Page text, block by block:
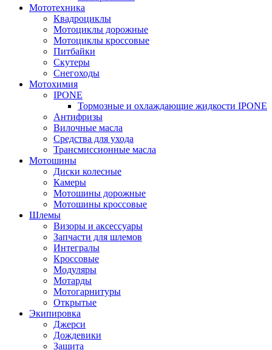
Мототехника
Квадроциклы
Мотоциклы дорожные
Мотоциклы кроссовые
Питбайки
Скутеры
Снегоходы
Мотохимия
IPONE
Тормозные и охлаждающие жидкости IPONE
Антифризы
Вилочные масла
Средства для ухода
Трансмиссионные масла
Мотошины
Диски колесные
Камеры
Мотошины дорожные
Мотошины кроссовые
Шлемы
Визоры и аксессуары
Запчасти для шлемов
Интегралы
Кроссовые
Модуляры
Мотарды
Мотогарнитуры
Открытые
Экипировка
Джерси
Дождевики
Защита